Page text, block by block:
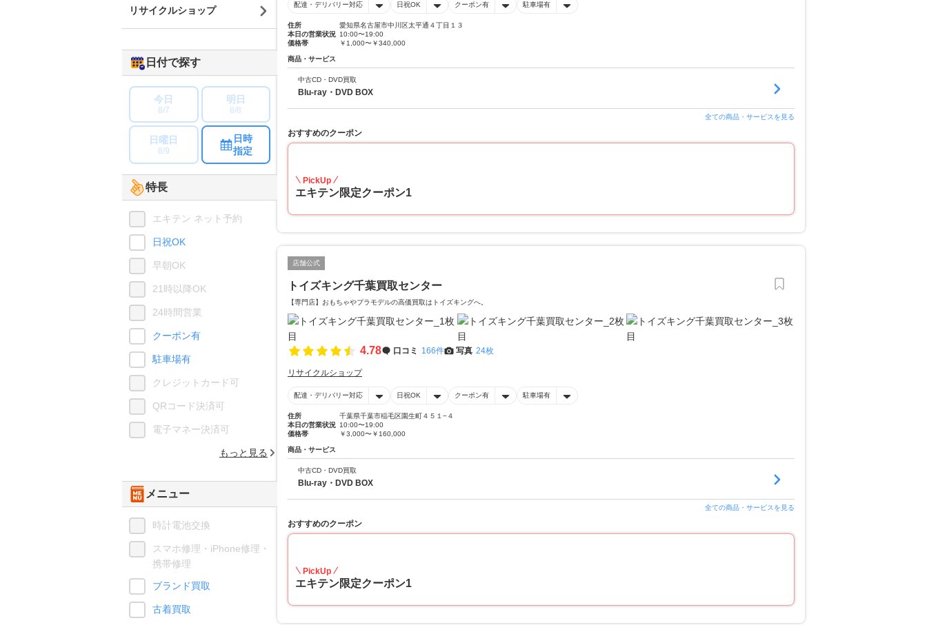
配達・デリバリー対応 日祝OK クーポン有 駐車場有
住所
愛知県名古屋市中川区太平通４丁目１３
本日の営業状況 10:00〜19:00
価格帯
￥1,000〜￥340,000
商品・サービス
中古CD・DVD買取
Blu-ray・DVD BOX
全ての商品・サービスを見る
おすすめのクーポン
PickUp
エキテン限定クーポン1
店舗公式
トイズキング千葉買取センター
【専門店】おもちゃやプラモデルの高価買取はトイズキングへ。‎
4.78 口コミ 166件 写真 24枚
リサイクルショップ
配達・デリバリー対応 日祝OK クーポン有 駐車場有
住所
千葉県千葉市稲毛区園生町４５１−４
本日の営業状況 10:00〜19:00
価格帯
￥3,000〜￥160,000
商品・サービス
中古CD・DVD買取
Blu-ray・DVD BOX
全ての商品・サービスを見る
おすすめのクーポン
PickUp
エキテン限定クーポン1
リサイクルショップ
日付で探す
今日
8/7
明日
8/8
日曜日
8/9
日時
指定
特長
エキテン ネット予約
日祝OK
早朝OK
21時以降OK
24時間営業
クーポン有
駐車場有
クレジットカード可
QRコード決済可
電子マネー決済可
もっと見る
メニュー
時計電池交換
スマホ修理・iPhone修理・
携帯修理
ブランド買取
古着買取